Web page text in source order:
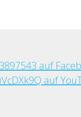
auf
auf